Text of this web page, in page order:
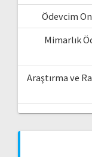
Ödevcim
Mimarlık
Araştırma ve